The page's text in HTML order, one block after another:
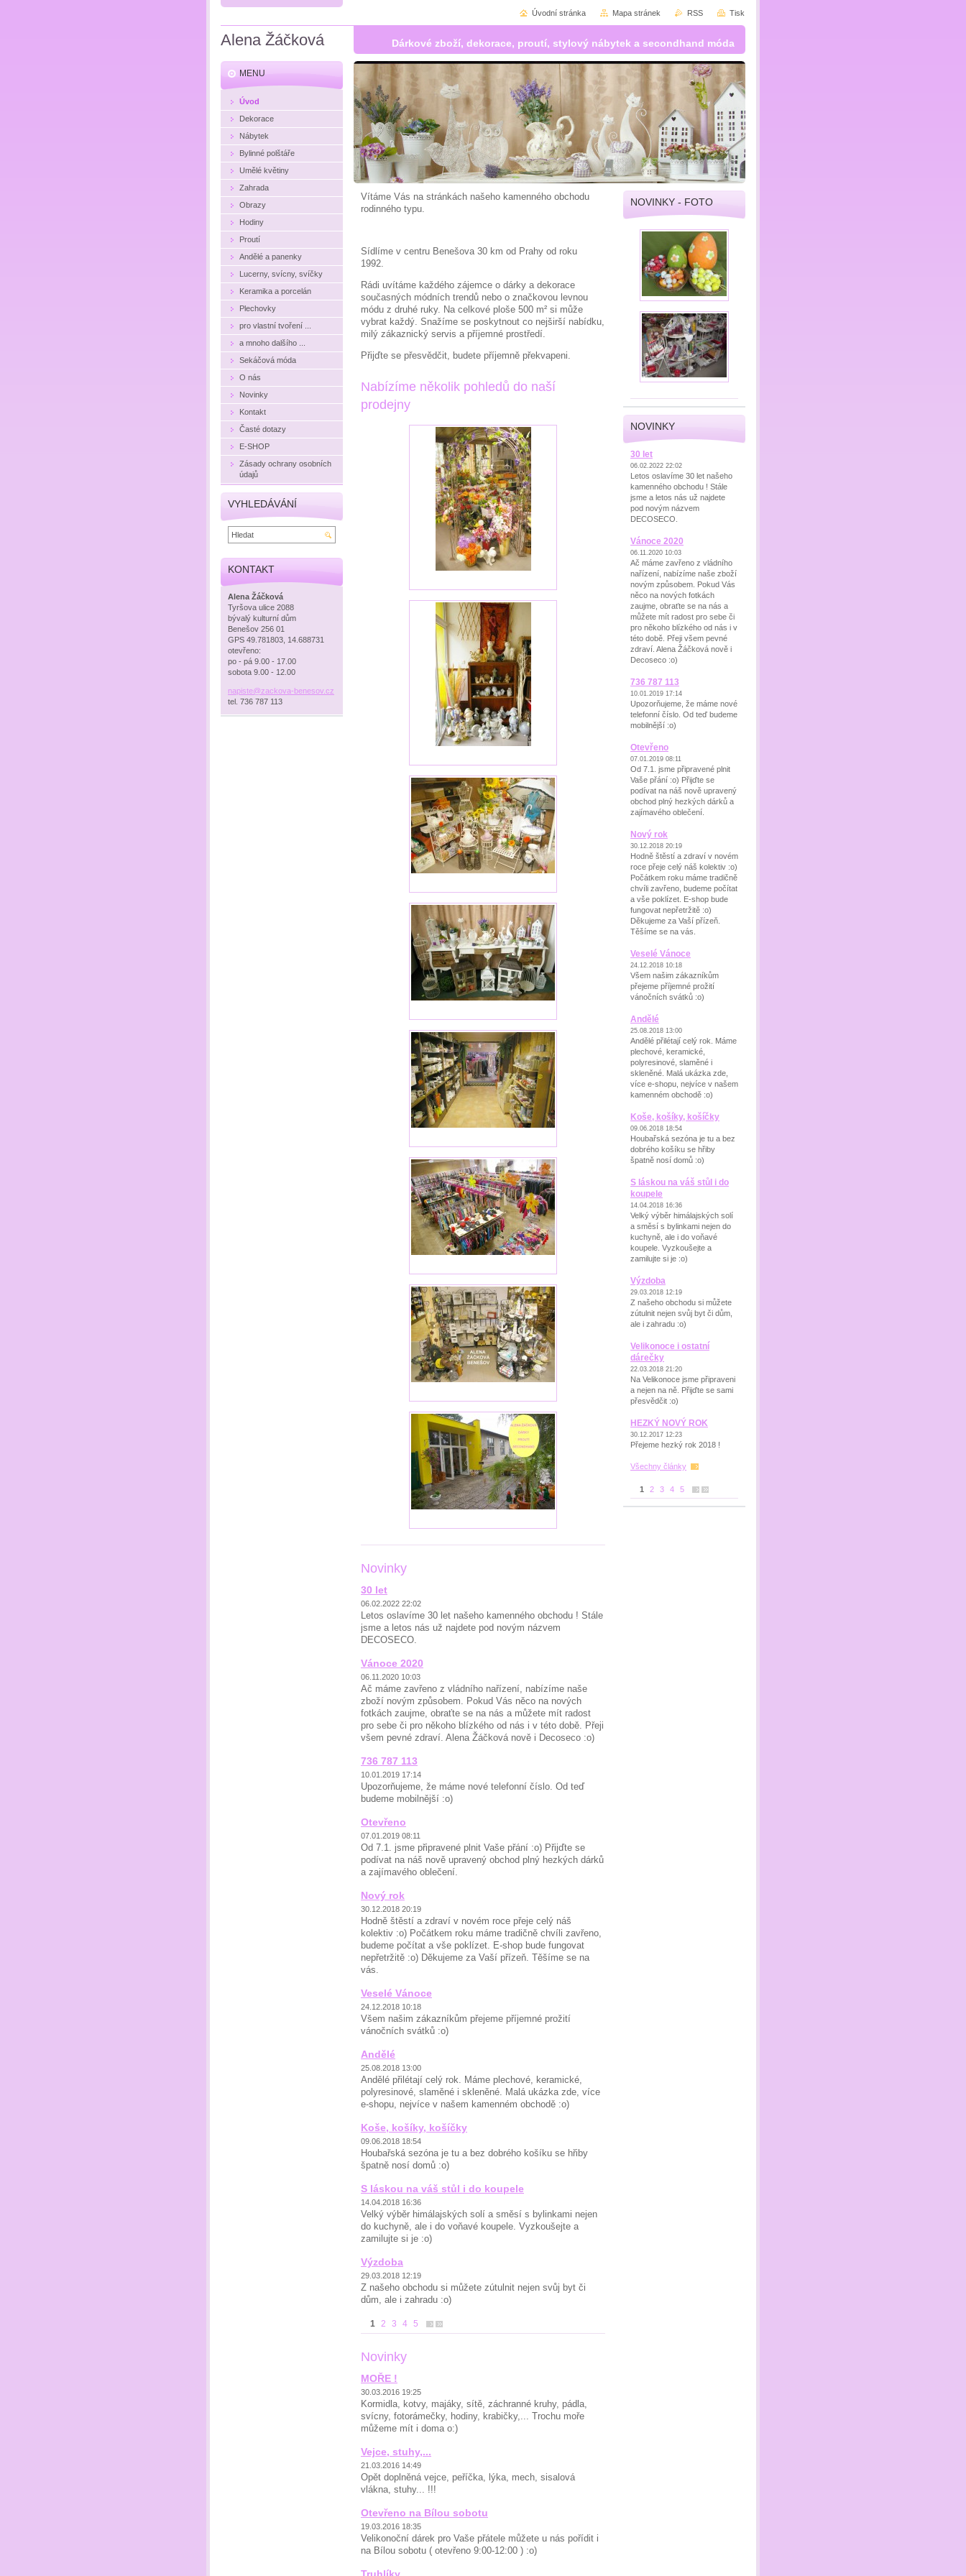
Alena Žáčková Dárkové zboží, dekorace, proutí, stylový nábytek a secondhand móda
Vítáme Vás na stránkách našeho kamenného obchodu
rodinného typu.
Sídlíme v centru Benešova 30 km od Prahy od roku
1992.
Rádi uvítáme každého zájemce o dárky a dekorace
současných módních trendů nebo o značkovou levnou
módu z druhé ruky. Na celkové ploše 500 m² si může
vybrat každý. Snažíme se poskytnout co nejširší nabídku,
milý zákaznický servis a příjemné prostředí.
Přijďte se přesvědčit, budete příjemně překvapeni.
Nabízíme několik pohledů do naší
prodejny
Novinky
30 let
06.02.2022 22:02
Letos oslavíme 30 let našeho kamenného obchodu ! Stále
jsme a letos nás už najdete pod novým názvem
DECOSECO.
Vánoce 2020
06.11.2020 10:03
Ač máme zavřeno z vládního nařízení, nabízíme naše
zboží novým způsobem. Pokud Vás něco na nových
fotkách zaujme, obraťte se na nás a můžete mít radost
pro sebe či pro někoho blízkého od nás i v této době. Přeji
všem pevné zdraví. Alena Žáčková nově i Decoseco :o)
736 787 113
10.01.2019 17:14
Upozorňujeme, že máme nové telefonní číslo. Od teď
budeme mobilnější :o)
Otevřeno
07.01.2019 08:11
Od 7.1. jsme připravené plnit Vaše přání :o) Přijďte se
podívat na náš nově upravený obchod plný hezkých dárků
a zajímavého oblečení.
Nový rok
30.12.2018 20:19
Hodně štěstí a zdraví v novém roce přeje celý náš
kolektiv :o) Počátkem roku máme tradičně chvíli zavřeno,
budeme počítat a vše poklízet. E-shop bude fungovat
nepřetržitě :o) Děkujeme za Vaší přízeň. Těšíme se na
vás.
Veselé Vánoce
24.12.2018 10:18
Všem našim zákazníkům přejeme příjemné prožití
vánočních svátků :o)
Andělé
25.08.2018 13:00
Andělé přilétají celý rok. Máme plechové, keramické,
polyresinové, slaměné i skleněné. Malá ukázka zde, více
e-shopu, nejvíce v našem kamenném obchodě :o)
Koše, košíky, košíčky
09.06.2018 18:54
Houbařská sezóna je tu a bez dobrého košíku se hřiby
špatně nosí domů :o)
S láskou na váš stůl i do koupele
14.04.2018 16:36
Velký výběr himálajských solí a směsí s bylinkami nejen
do kuchyně, ale i do voňavé koupele. Vyzkoušejte a
zamilujte si je :o)
Výzdoba
29.03.2018 12:19
Z našeho obchodu si můžete zútulnit nejen svůj byt či
dům, ale i zahradu :o)
1 2 3 4 5
Novinky
MOŘE !
30.03.2016 19:25
Kormidla, kotvy, majáky, sítě, záchranné kruhy, pádla,
svícny, fotorámečky, hodiny, krabičky,... Trochu moře
můžeme mít i doma o:)
Vejce, stuhy,...
21.03.2016 14:49
Opět doplněná vejce, peříčka, lýka, mech, sisalová
vlákna, stuhy... !!!
Otevřeno na Bílou sobotu
19.03.2016 18:35
Velikonoční dárek pro Vaše přátele můžete u nás pořídit i
na Bílou sobotu ( otevřeno 9:00-12:00 ) :o)
NOVINKY - FOTO
NOVINKY
30 let
06.02.2022 22:02
Letos oslavíme 30 let našeho
kamenného obchodu ! Stále
jsme a letos nás už najdete
pod novým názvem
DECOSECO.
Vánoce 2020
06.11.2020 10:03
Ač máme zavřeno z vládního
nařízení, nabízíme naše zboží
novým způsobem. Pokud Vás
něco na nových fotkách
zaujme, obraťte se na nás a
můžete mít radost pro sebe či
pro někoho blízkého od nás i v
této době. Přeji všem pevné
zdraví. Alena Žáčková nově i
Decoseco :o)
736 787 113
10.01.2019 17:14
Upozorňujeme, že máme nové
telefonní číslo. Od teď budeme
mobilnější :o)
Otevřeno
07.01.2019 08:11
Od 7.1. jsme připravené plnit
Vaše přání :o) Přijďte se
podívat na náš nově upravený
obchod plný hezkých dárků a
zajímavého oblečení.
Nový rok
30.12.2018 20:19
Hodně štěstí a zdraví v novém
roce přeje celý náš kolektiv :o)
Počátkem roku máme tradičně
chvíli zavřeno, budeme počítat
a vše poklízet. E-shop bude
fungovat nepřetržitě :o)
Děkujeme za Vaší přízeň.
Těšíme se na vás.
Veselé Vánoce
24.12.2018 10:18
Všem našim zákazníkům
přejeme příjemné prožití
vánočních svátků :o)
Andělé
25.08.2018 13:00
Andělé přilétají celý rok. Máme
plechové, keramické,
polyresinové, slaměné i
skleněné. Malá ukázka zde,
více e-shopu, nejvíce v našem
kamenném obchodě :o)
Koše, košíky, košíčky
09.06.2018 18:54
Houbařská sezóna je tu a bez
dobrého košíku se hřiby
špatně nosí domů :o)
S láskou na váš stůl i do
koupele
14.04.2018 16:36
Velký výběr himálajských solí
a směsí s bylinkami nejen do
kuchyně, ale i do voňavé
koupele. Vyzkoušejte a
zamilujte si je :o)
Výzdoba
29.03.2018 12:19
Z našeho obchodu si můžete
zútulnit nejen svůj byt či dům,
ale i zahradu :o)
Velikonoce i ostatní
dárečky
22.03.2018 21:20
Na Velikonoce jsme připraveni
a nejen na ně. Přijďte se sami
přesvědčit :o)
HEZKÝ NOVÝ ROK
30.12.2017 12:23
Přejeme hezký rok 2018 !
Všechny články
1 2 3 4 5
MENU
Úvod
Dekorace
Nábytek
Bylinné polštáře
Umělé květiny
Zahrada
Obrazy
Hodiny
Proutí
Andělé a panenky
Lucerny, svícny, svíčky
Keramika a porcelán
Plechovky
pro vlastní tvoření ...
a mnoho dalšího ...
Sekáčová móda
O nás
Novinky
Kontakt
Časté dotazy
E-SHOP
Zásady ochrany osobních
údajů
VYHLEDÁVÁNÍ
KONTAKT
Alena Žáčková
Tyršova ulice 2088
bývalý kulturní dům
Benešov 256 01
GPS 49.781803, 14.688731
otevřeno:
po - pá 9.00 - 17.00
sobota 9.00 - 12.00
napiste@zackova-benesov.cz
tel. 736 787 113
Úvodní stránka Mapa stránek RSS Tisk